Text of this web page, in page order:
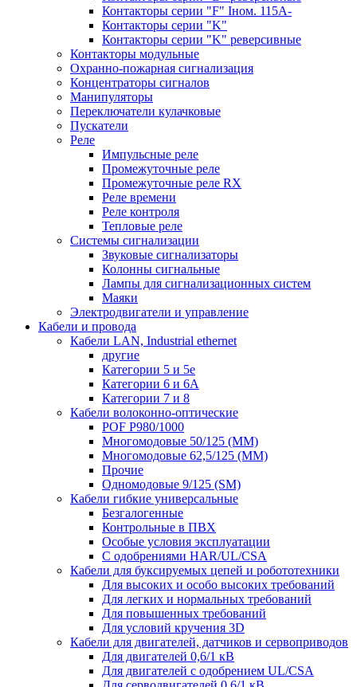
Контакторы серии "F" Iном. 115А-
Контакторы серии "K"
Контакторы серии "K" реверсивные
Контакторы модульные
Охранно-пожарная сигнализация
Концентраторы сигналов
Манипуляторы
Переключатели кулачковые
Пускатели
Реле
Импульсные реле
Промежуточные реле
Промежуточные реле RX
Реле времени
Реле контроля
Тепловые реле
Системы сигнализации
Звуковые сигнализаторы
Колонны сигнальные
Лампы для сигнализационных систем
Маяки
Электродвигатели и управление
Кабели и провода
Кабели LAN, Industrial ethernet
другие
Категории 5 и 5е
Категории 6 и 6A
Категории 7 и 8
Кабели волоконно-оптические
POF P980/1000
Многомодовые 50/125 (ММ)
Многомодовые 62,5/125 (ММ)
Прочие
Одномодовые 9/125 (SM)
Кабели гибкие универсальные
Безгалогенные
Контрольные в ПВХ
Особые условия эксплуатации
С одобрениями HAR/UL/CSA
Кабели для буксируемых цепей и робототехники
Для высоких и особо высоких требований
Для легких и нормальных требований
Для повышенных требований
Для условий кручения 3D
Кабели для двигателей, датчиков и сервоприводов
Для двигателей 0,6/1 кВ
Для двигателей с одобрением UL/CSA